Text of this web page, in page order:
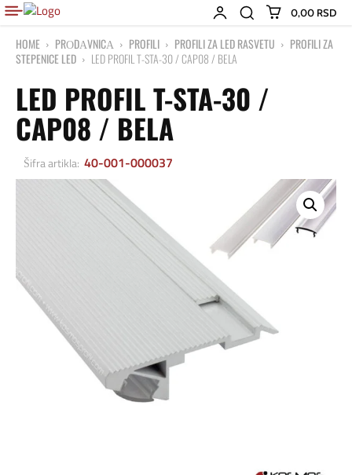
0,00 RSD
HOME PRОDАVNICА PROFILI PROFILI ZA LED RASVETU
PROFILI ZA
STEPENICE LED
LED PROFIL T-STA-30 / CAP08 / BELA
LED PROFIL T-STA-30 /
CAP08 / BELA
Šifra artikla: 40-001-000037